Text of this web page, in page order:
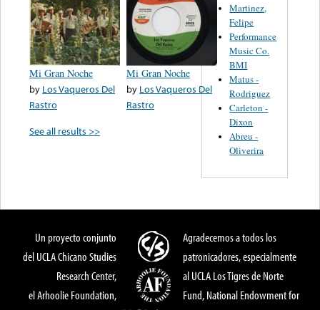
Mi Gran Noche
by Los Vaqueros Del
Rastro
Mi Gran Noche
by Los Vaqueros Del
Rastro
See all results >>
Martinez,
Felipe
Performance
Music Co.
BMI
Matus -
Rodriguez
Carleton -
Dixon
Abreu -
Oliverira
Un proyecto conjunto
del UCLA Chicano Studies
Research Center,
el Arhoolie Foundation,
Agradecemos a todos los
patronicadores, especialmente
al UCLA Los Tigres de Norte
Fund, National Endowment for